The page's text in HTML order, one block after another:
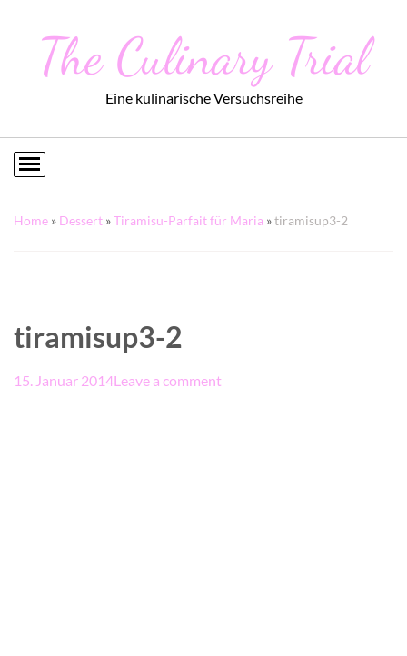
The Culinary Trial
Eine kulinarische Versuchsreihe
Home » Dessert »Tiramisu-Parfait für Maria »tiramisup3-2
tiramisup3-2
15. Januar 2014Leave a comment